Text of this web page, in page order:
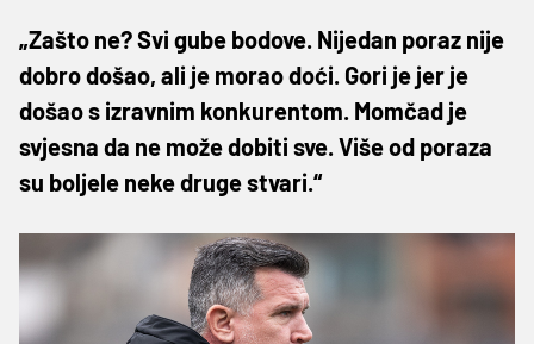
„Zašto ne? Svi gube bodove. Nijedan poraz nije
dobro došao, ali je morao doći. Gori je jer je
došao s izravnim konkurentom. Momčad je
svjesna da ne može dobiti sve. Više od poraza
su boljele neke druge stvari.“